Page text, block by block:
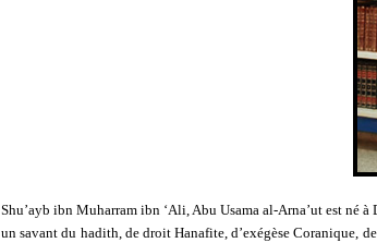
Shu’ayb ibn Muharram ibn ‘Ali, Abu Usama al-Arna’ut est né
un savant du hadith, de droit Hanafite, d’exégèse Coranique,